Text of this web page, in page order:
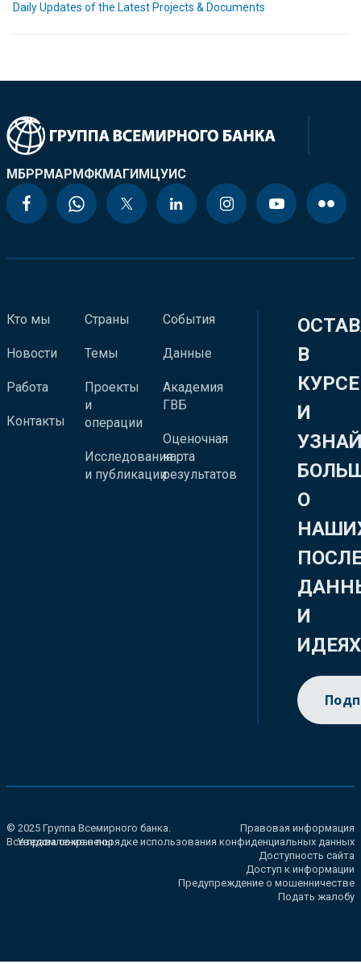
Daily Updates of the Latest Projects & Documents
МБРРМАРМФКМАГИМЦУИС
Кто мы
Новости
Работа
Контакты
Страны
Темы
Проекты
и
операции
Исследования
и публикации
События
Данные
Академия
ГВБ
Оценочная
карта
результатов
В
КУРСЕ
И
О
И
ИДЕЯХ
© 2025 Группа Всемирного банка.
Все права сохранены.
Правовая информация
Уведомление о порядке использования конфиденциальных данных
Доступность сайта
Доступ к информации
Предупреждение о мошенничестве
Подать жалобу